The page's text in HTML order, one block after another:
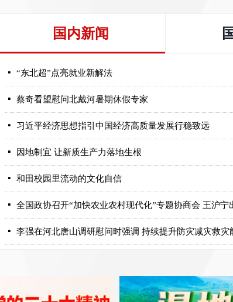
探访3名数控操作工如何与岗位更适配—— 产教融合
国内新闻
넷 “东北超”点亮就业新解法
넷 蔡奇看望慰问北戴河暑期休假专家
넷 习近平经济思想指引中国经济高质量发展行稳致远
넷 因地制宜 让新质生产力落地生根
넷 和田校园里流动的文化自信
넷 全国政协召开“加快农业农村现代化”专题协商会 王沪宁
넷